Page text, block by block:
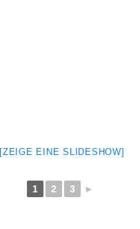
[ZEI­GE EINE SLIDE­SHOW]
1 2 3 ►